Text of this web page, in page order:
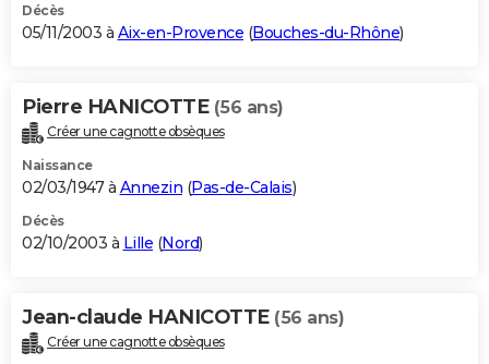
Décès
05/11/2003 à Aix-en-Provence (Bouches-du-Rhône)
Pierre HANICOTTE (56 ans)
Créer une cagnotte obsèques
Naissance
02/03/1947 à Annezin (Pas-de-Calais)
Décès
02/10/2003 à Lille (Nord)
Jean-claude HANICOTTE (56 ans)
Créer une cagnotte obsèques